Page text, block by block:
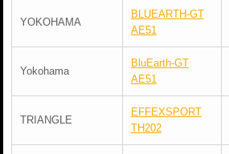
YOKOHAMA
BLUEARTH-GT
AE51
Yokohama
BluEarth-GT
AE51
TRIANGLE
EFFEXSPORT
TH202